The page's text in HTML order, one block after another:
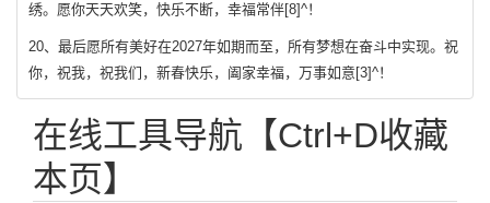
绣。愿你天天欢笑，快乐不断，幸福常伴[8]^！
20、最后愿所有美好在2027年如期而至，所有梦想在奋斗中实现。祝
你，祝我，祝我们，新春快乐，阖家幸福，万事如意[3]^！
在线工具导航【Ctrl+D收藏
本页】